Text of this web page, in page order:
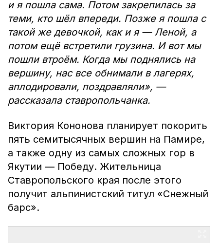
и я пошла сама. Потом закрепилась за
теми, кто шёл впереди. Позже я пошла с
такой же девочкой, как и я — Леной, а
потом ещё встретили грузина. И вот мы
пошли втроём. Когда мы поднялись на
вершину, нас все обнимали в лагерях,
аплодировали, поздравляли», —
рассказала ставропольчанка.
Виктория Кононова планирует покорить
пять семитысячных вершин на Памире,
а также одну из самых сложных гор в
Якутии — Победу. Жительница
Ставропольского края после этого
получит альпинистский титул «Снежный
барс».